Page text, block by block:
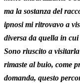
ma la sostanza del
ipnosi mi ritrovavo a
diversa da quella in
Sono riuscito a
rimaste al buio, come
domanda, questo